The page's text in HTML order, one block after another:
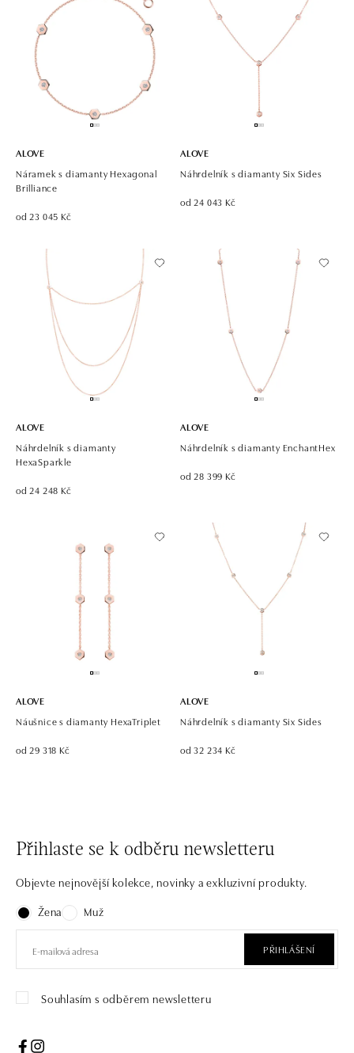
ALOVE
Náramek s diamanty Hexagonal
Brilliance
od 23 045 Kč
ALOVE
Náhrdelník s diamanty Six Sides
od 24 043 Kč
ALOVE
Náhrdelník s diamanty
HexaSparkle
od 24 248 Kč
ALOVE
Náhrdelník s diamanty EnchantHex
od 28 399 Kč
ALOVE
Náušnice s diamanty HexaTriplet
od 29 318 Kč
ALOVE
Náhrdelník s diamanty Six Sides
od 32 234 Kč
Přihlaste se k odběru newsletteru
Objevte nejnovější kolekce, novinky a exkluzivní produkty.
Žena
Muž
PŘIHLÁŠENÍ
Souhlasím s odběrem newsletteru